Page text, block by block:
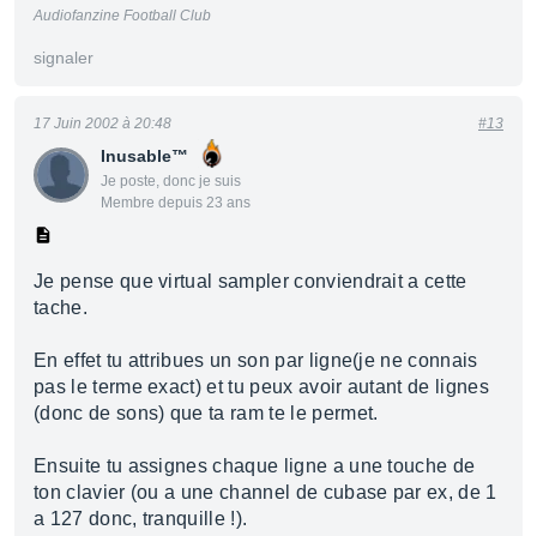
Audiofanzine Football Club
signaler
Inusable™
Je poste, donc je suis
Membre depuis 23 ans
17 Juin 2002 à 20:48 #13
Je pense que virtual sampler conviendrait a cette
tache.
En effet tu attribues un son par ligne(je ne connais
pas le terme exact) et tu peux avoir autant de lignes
(donc de sons) que ta ram te le permet.
Ensuite tu assignes chaque ligne a une touche de
ton clavier (ou a une channel de cubase par ex, de 1
a 127 donc, tranquille !).